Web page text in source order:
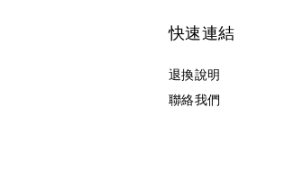
快速連結
退換說明
聯絡我們